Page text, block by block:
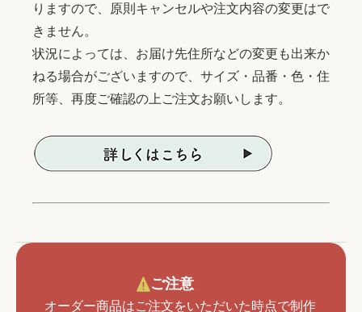
りますので、原則キャンセルや注文内容の変更はで
きません。
状況によっては、お届け先住所などの変更も出来か
ねる場合がございますので、サイズ・品番・色・住
所等、再度ご確認の上ご注文お願いします。
ご注意
オーダー商品はご注文をいただいた時点で制作